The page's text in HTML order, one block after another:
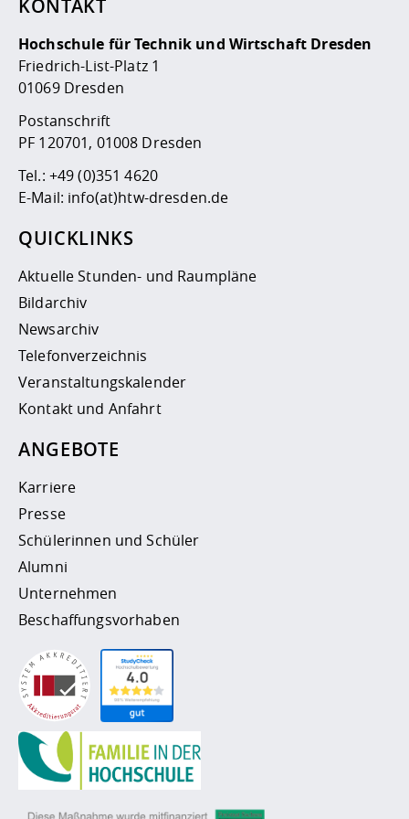
KONTAKT
Hochschule für Technik und Wirtschaft Dresden
Friedrich-List-Platz 1
01069 Dresden
Postanschrift
PF 120701, 01008 Dresden
Tel.: +49 (0)351 4620
E-Mail: info(at)htw-dresden.de
QUICKLINKS
Aktuelle Stunden- und Raumpläne
Bildarchiv
Newsarchiv
Telefonverzeichnis
Veranstaltungskalender
Kontakt und Anfahrt
ANGEBOTE
Karriere
Presse
Schülerinnen und Schüler
Alumni
Unternehmen
Beschaffungsvorhaben